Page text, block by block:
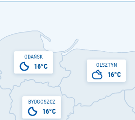
BYDGOSZCZ
16°C
GDAŃSK
16°C OLSZTYN
16°C